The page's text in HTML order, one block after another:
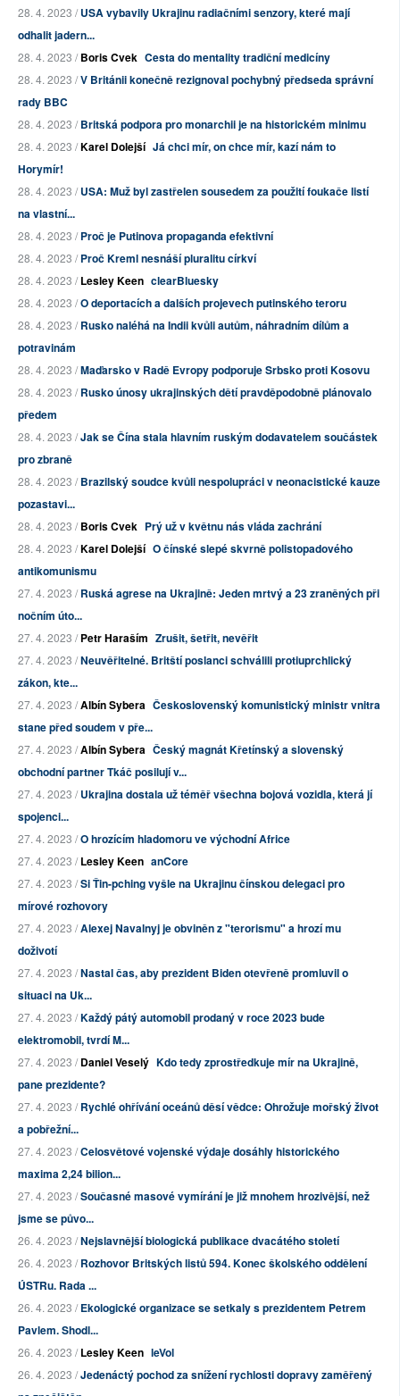
28. 4. 2023 /USA vybavily Ukrajinu radiačními senzory, které mají
odhalit jadern...
28. 4. 2023 /Boris Cvek Cesta do mentality tradiční medicíny
28. 4. 2023 /V Británii konečně rezignoval pochybný předseda správní
rady BBC
28. 4. 2023 /Britská podpora pro monarchii je na historickém minimu
28. 4. 2023 /Karel Dolejší Já chci mír, on chce mír, kazí nám to
Horymír!
28. 4. 2023 /USA: Muž byl zastřelen sousedem za použití foukače listí
na vlastní...
28. 4. 2023 /Proč je Putinova propaganda efektivní
28. 4. 2023 /Proč Kreml nesnáší pluralitu církví
28. 4. 2023 /Lesley Keen clearBluesky
28. 4. 2023 /O deportacích a dalších projevech putinského teroru
28. 4. 2023 /Rusko naléhá na Indii kvůli autům, náhradním dílům a
potravinám
28. 4. 2023 /Maďarsko v Radě Evropy podporuje Srbsko proti Kosovu
28. 4. 2023 /Rusko únosy ukrajinských dětí pravděpodobně plánovalo
předem
28. 4. 2023 /Jak se Čína stala hlavním ruským dodavatelem součástek
pro zbraně
28. 4. 2023 /Brazilský soudce kvůli nespolupráci v neonacistické kauze
pozastavi...
28. 4. 2023 /Boris Cvek Prý už v květnu nás vláda zachrání
28. 4. 2023 /Karel Dolejší O čínské slepé skvrně polistopadového
antikomunismu
27. 4. 2023 /Ruská agrese na Ukrajině: Jeden mrtvý a 23 zraněných při
nočním úto...
27. 4. 2023 /Petr Haraším Zrušit, šetřit, nevěřit
27. 4. 2023 /Neuvěřitelné. Britští poslanci schválili protiuprchlický
zákon, kte...
27. 4. 2023 /Albín Sybera Československý komunistický ministr vnitra
stane před soudem v pře...
27. 4. 2023 /Albín Sybera Český magnát Křetínský a slovenský
obchodní partner Tkáč posilují v...
27. 4. 2023 /Ukrajina dostala už téměř všechna bojová vozidla, která jí
spojenci...
27. 4. 2023 /O hrozícím hladomoru ve východní Africe
27. 4. 2023 /Lesley Keen anCore
27. 4. 2023 /Si Ťin-pching vyšle na Ukrajinu čínskou delegaci pro
mírové rozhovory
27. 4. 2023 /Alexej Navalnyj je obviněn z "terorismu" a hrozí mu
doživotí
27. 4. 2023 /Nastal čas, aby prezident Biden otevřeně promluvil o
situaci na Uk...
27. 4. 2023 /Každý pátý automobil prodaný v roce 2023 bude
elektromobil, tvrdí M...
27. 4. 2023 /Daniel Veselý Kdo tedy zprostředkuje mír na Ukrajině,
pane prezidente?
27. 4. 2023 /Rychlé ohřívání oceánů děsí vědce: Ohrožuje mořský život
a pobřežní...
27. 4. 2023 /Celosvětové vojenské výdaje dosáhly historického
maxima 2,24 bilion...
27. 4. 2023 /Současné masové vymírání je již mnohem hrozivější, než
jsme se půvo...
26. 4. 2023 /Nejslavnější biologická publikace dvacátého století
26. 4. 2023 /Rozhovor Britských listů 594. Konec školského oddělení
ÚSTRu. Rada ...
26. 4. 2023 /Ekologické organizace se setkaly s prezidentem Petrem
Pavlem. Shodl...
26. 4. 2023 /Lesley Keen leVol
26. 4. 2023 /Jedenáctý pochod za snížení rychlosti dopravy zaměřený